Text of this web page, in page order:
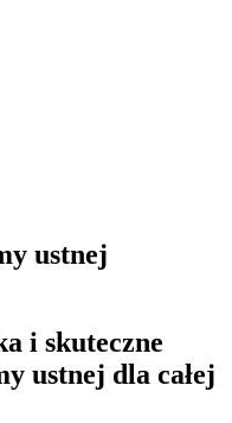
ustnej
i skuteczne
ustnej dla całej